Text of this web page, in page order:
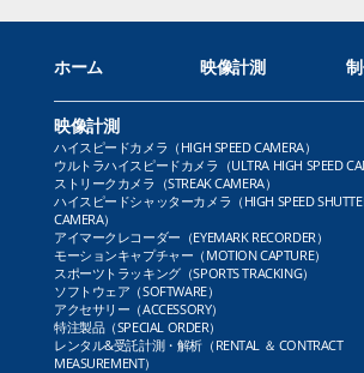
ホーム 映像計測
映像計測
ハイスピードカメラ（HIGH SPEED CAMERA）
ウルトラハイスピードカメラ（ULTRA HIGH SPEED
ストリークカメラ（STREAK CAMERA）
ハイスピードシャッターカメラ（HIGH SPEED
CAMERA）
アイマークレコーダー（EYEMARK RECORDER）
モーションキャプチャー（MOTION CAPTURE）
スポーツトラッキング（SPORTS TRACKING）
ソフトウェア（SOFTWARE）
アクセサリー（ACCESSORY）
特注製品（SPECIAL ORDER）
レンタル&受託計測・解析（RENTAL ＆ CONTRACT
MEASUREMENT）